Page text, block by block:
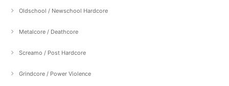
Oldschool / Newschool Hardcore
Metalcore / Deathcore
Screamo / Post Hardcore
Grindcore / Power Violence